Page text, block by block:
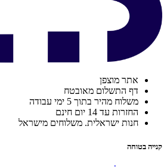
אתר מוצפן
דף התשלום מאובטח
משלוח מהיר בתוך 5 ימי עבודה
החזרות עד 14 יום חינם
חנות ישראלית. משלוחים מישראל
קנייה בטוחה